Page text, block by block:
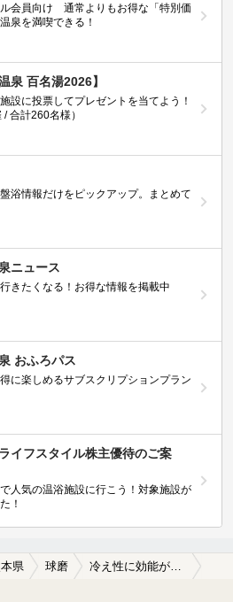
会員向け 通常よりもお得な「特別価
泉を満喫できる！
泉 百名湯2026】
設に投票してプレゼントを当てよう！
/ 合計260名様）
浴情報だけをピックアップ。まとめて
ニュース
きたくなる！お得な情報を掲載中
おふろパス
に楽しめるサブスクリプションプラン
イフスタイル株主優待のご案
人気の温浴施設に行こう！対象施設が
！
県 球磨 冷え性に効能がある球磨の温泉、日帰り温泉、スーパー銭湯おすすめ